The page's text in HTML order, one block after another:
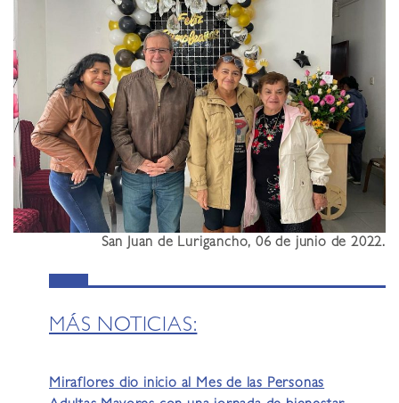
San Juan de Lurigancho, 06 de junio de 2022.
MÁS NOTICIAS:
Miraflores dio inicio al Mes de las Personas